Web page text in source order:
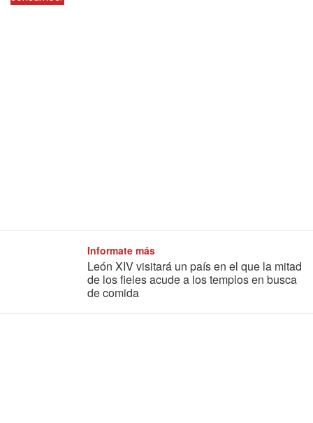
Informate más
León XIV visitará un país en el que la mitad
de los fieles acude a los templos en busca
de comida